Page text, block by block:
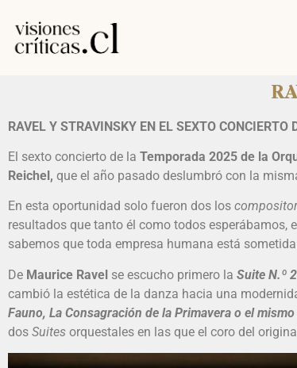
RAVEL Y STRAVINSKY EN EL SEXTO
El sexto concierto de la Temporada 2025 de la
Reichel, que el año pasado deslumbró con la
En esta oportunidad solo fueron dos los
resultados que tanto él como todos esperábamos,
sabemos que toda empresa humana está
De Maurice Ravel se escucho primero la Suite N.º
cambió la estética de la danza hacia una
Fauno, La Consagración de la Primavera o el
dos Suites orquestales en las que el coro del